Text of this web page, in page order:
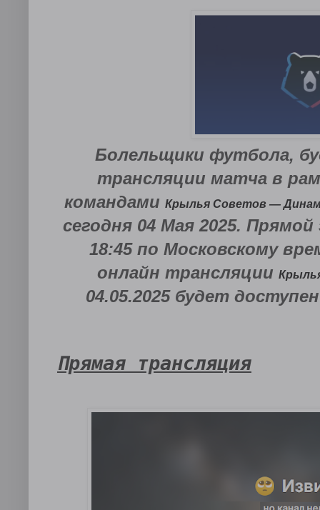
Болельщики футбола,
трансляции матча в
командами Крылья Советов —
сегодня 04 Мая 2025.
18:45 по Московскому
онлайн трансляции
04.05.2025 будет
Прямая трансляция